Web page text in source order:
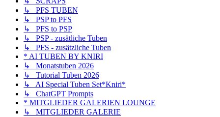
↳ PFS TUBEN
↳ PSP to PFS
↳ PFS to PSP
↳ PSP - zusätliche Tuben
↳ PFS - zusätzliche Tuben
* AI TUBEN BY KNIRI
↳ Monatstuben 2026
↳ Tutorial Tuben 2026
↳ AI Special Tuben Set*Kniri*
↳ ChatGPT Prompts
* MITGLIEDER GALERIEN LOUNGE
↳ MITGLIEDER GALERIE